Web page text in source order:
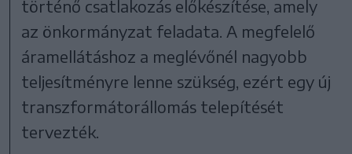
történő csatlakozás előkészítése, amely
az önkormányzat feladata. A megfelelő
áramellátáshoz a meglévőnél nagyobb
teljesítményre lenne szükség, ezért egy új
transzformátorállomás telepítését
tervezték.